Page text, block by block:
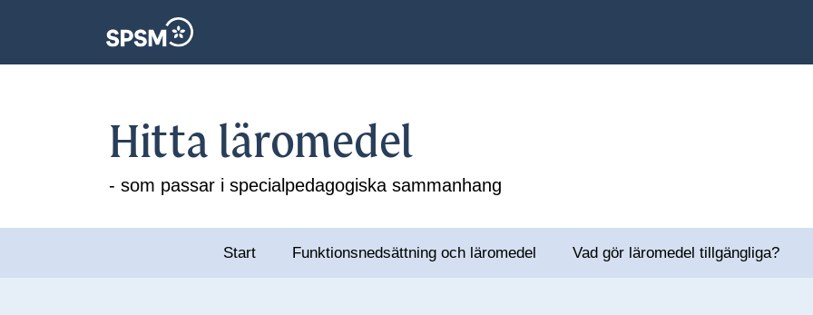
Hitta läromedel
- som passar i specialpedagogiska sammanhang
Start Funktionsnedsättning och läromedel Vad gör läromedel tillgängliga?